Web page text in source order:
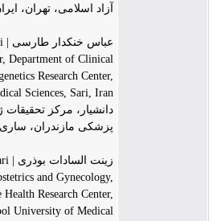
آزاد اسلامی، تهران، ایران
عباس خنکدار طارسی | Abbas Khonakdar-Tarsi
Department of Clinical
Research Center,
Sciences, Sari, Iran
دانشیار، مرکز تحقیقات
پزشکی مازندران، ساری،
زینت السادات بوذری | Zinatosaadat Bouzari
and Gynecology,
Health Research Center,
University of Medical